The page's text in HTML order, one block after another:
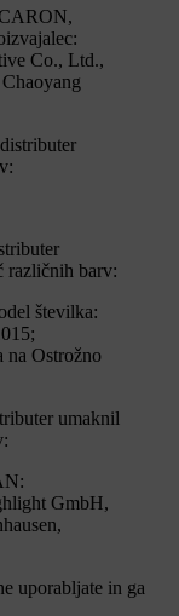
Co., Ltd.,
različnih barv:
številka:
na Ostrožno
umaknil
GmbH,
uporabljate in ga